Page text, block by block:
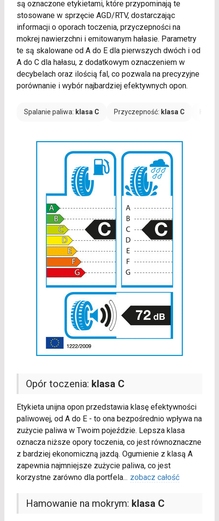
są oznaczone etykietami, które przypominają te
stosowane w sprzęcie AGD/RTV, dostarczając
informacji o oporach toczenia, przyczepności na
mokrej nawierzchni i emitowanym hałasie. Parametry
te są skalowane od A do E dla pierwszych dwóch i od
A do C dla hałasu, z dodatkowym oznaczeniem w
decybelach oraz ilością fal, co pozwala na precyzyjne
porównanie i wybór najbardziej efektywnych opon.
Spalanie paliwa: klasa C Przyczepność: klasa C
Opór toczenia: klasa C
Etykieta unijna opon przedstawia klasę efektywności
paliwowej, od A do E - to ona bezpośrednio wpływa na
zużycie paliwa w Twoim pojeździe. Lepsza klasa
oznacza niższe opory toczenia, co jest równoznaczne
z bardziej ekonomiczną jazdą. Ogumienie z klasą A
zapewnia najmniejsze zużycie paliwa, co jest
korzystne zarówno dla portfela... zobacz całość
Hamowanie na mokrym: klasa C